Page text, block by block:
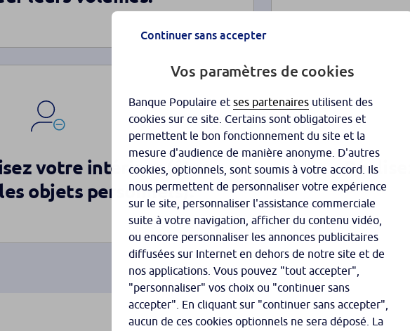
votre intérieur (ôter
objets personnels).
Continuer sans accepter
Vos paramètres de cookies
Banque Populaire et ses partenaires utilisent des
cookies sur ce site. Certains sont obligatoires et
permettent le bon fonctionnement du site et la
mesure d'audience de manière anonyme. D'autres
cookies, optionnels, sont soumis à votre accord. Ils
nous permettent de personnaliser votre expérience
sur le site, personnaliser l'assistance commerciale
suite à votre navigation, afficher du contenu vidéo,
ou encore personnaliser les annonces publicitaires
diffusées sur Internet en dehors de notre site et de
nos applications. Vous pouvez "tout accepter",
"personnaliser" vos choix ou "continuer sans
accepter". En cliquant sur "continuer sans accepter",
aucun de ces cookies optionnels ne sera déposé. La